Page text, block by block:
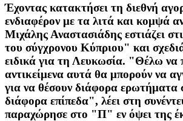
Έχοντας κατακτήσει τη διεθνή
ενδιαφέρον με τα λιτά και κομψά
Μιχάλης Αναστασιάδης εστιάζει
του σύγχρονου Κύπριου" και
ειδικά για τη Λευκωσία. "Θέλω να
αντικείμενα αυτά θα μπορούν να
για να θέσουν διάφορα ερωτήματα
διάφορα επίπεδα", λέει στη
παραχώρησε στο "Π" εν όψει της